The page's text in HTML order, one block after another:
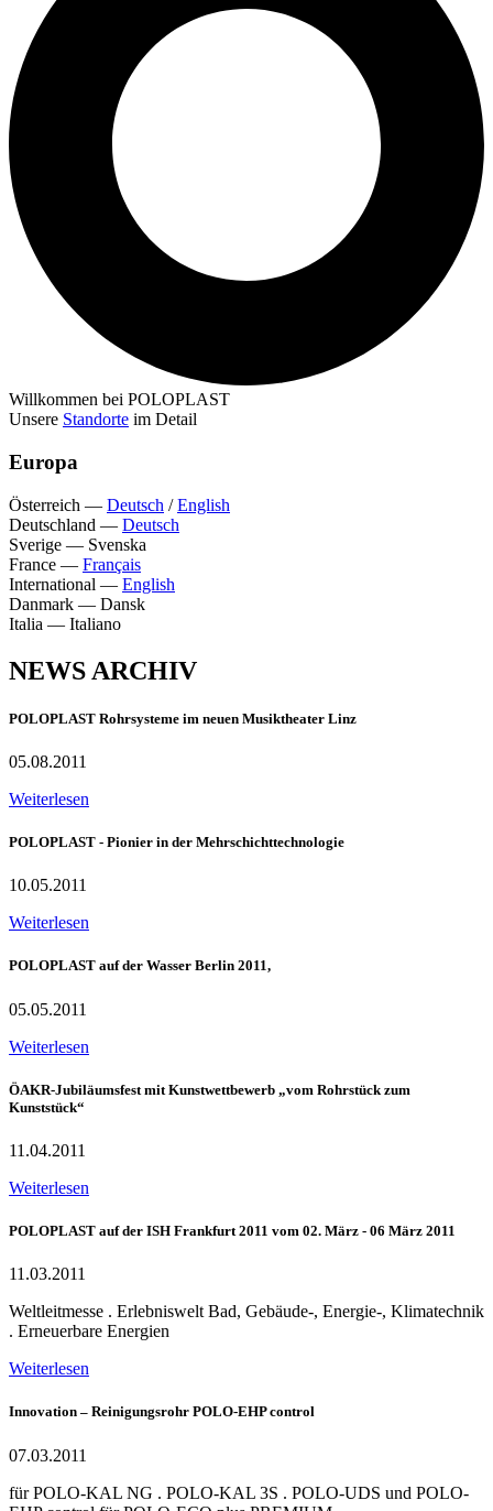
Willkommen bei POLOPLAST
Unsere Standorte im Detail
Europa
Österreich — Deutsch /English
Deutschland — Deutsch
Sverige — Svenska
France — Français
International — English
Danmark — Dansk
Italia — Italiano
NEWS ARCHIV
POLOPLAST Rohrsysteme im neuen Musiktheater Linz
05.08.2011
Weiterlesen
POLOPLAST - Pionier in der Mehrschichttechnologie
10.05.2011
Weiterlesen
POLOPLAST auf der Wasser Berlin 2011,
05.05.2011
Weiterlesen
ÖAKR-Jubiläumsfest mit Kunstwettbewerb „vom Rohrstück zum
Kunststück“
11.04.2011
Weiterlesen
POLOPLAST auf der ISH Frankfurt 2011 vom 02. März - 06 März 2011
11.03.2011
Weltleitmesse . Erlebniswelt Bad, Gebäude-, Energie-, Klimatechnik
. Erneuerbare Energien
Weiterlesen
Innovation – Reinigungsrohr POLO-EHP control
07.03.2011
für POLO-KAL NG . POLO-KAL 3S . POLO-UDS und POLO-